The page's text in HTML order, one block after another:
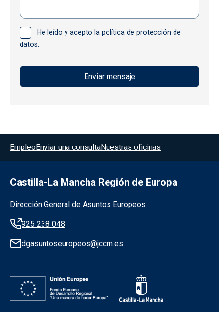
He leído y acepto la política de protección de
datos.
Menú del pie
EmpleoEnviar una consultaNuestras oficinas
Castilla-La Mancha Región de Europa
Información de la institución
Dirección General de Asuntos Europeos
925 238 048
dgasuntoseuropeos@jccm.es